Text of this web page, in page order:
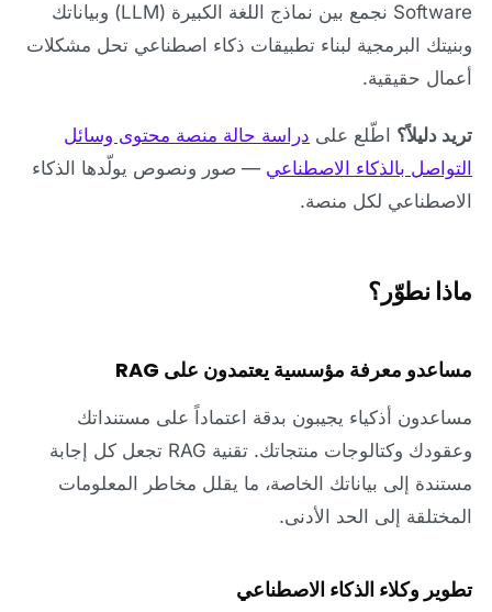
Software نجمع بين نماذج اللغة الكبيرة (LLM) وبياناتك
وبنيتك البرمجية لبناء تطبيقات ذكاء اصطناعي تحل مشكلات
أعمال حقيقية.
تريد دليلاً؟ اطّلع على دراسة حالة منصة محتوى وسائل
التواصل بالذكاء الاصطناعي — صور ونصوص يولّدها الذكاء
الاصطناعي لكل منصة.
ماذا نطوّر؟
مساعدو معرفة مؤسسية يعتمدون على RAG
مساعدون أذكياء يجيبون بدقة اعتماداً على مستنداتك
وعقودك وكتالوجات منتجاتك. تقنية RAG تجعل كل إجابة
مستندة إلى بياناتك الخاصة، ما يقلل مخاطر المعلومات
المختلقة إلى الحد الأدنى.
تطوير وكلاء الذكاء الاصطناعي